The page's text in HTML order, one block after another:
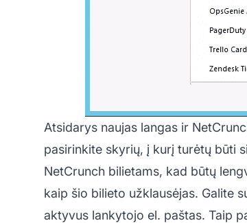
Atsidarys naujas langas ir
pasirinkite skyrių, į kurį turėtų būti
NetCrunch bilietams, kad būtų
kaip šio bilieto užklausėjas. Galite
aktyvus lankytojo el. paštas. Taip